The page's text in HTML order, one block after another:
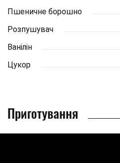
Пшеничне борошно
Розпушувач
Ванілін
Цукор
Приготування